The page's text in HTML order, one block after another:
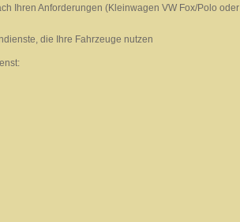
Ihren Anforderungen (Kleinwagen VW Fox/Polo oder
die Ihre Fahrzeuge nutzen